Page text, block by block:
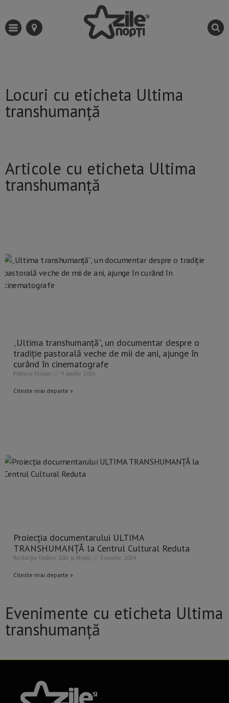
Locuri cu eticheta Ultima
transhumanță
Articole cu eticheta Ultima
transhumanță
„Ultima transhumanță”, un documentar despre o
tradiție pastorală veche de mii de ani, ajunge în
curând în cinematografe
Patricia Stoian 9 aprilie 2026
Citeste mai departe »
Proiecția documentarului ULTIMA
TRANSHUMANȚĂ la Centrul Cultural Reduta
Redacția Online Zile și Nopți 5 martie 2024
Citeste mai departe »
Evenimente cu eticheta Ultima
transhumanță